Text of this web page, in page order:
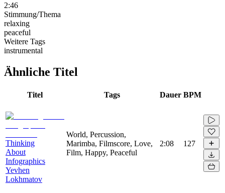
2:46
Stimmung/Thema
relaxing
peaceful
Weitere Tags
instrumental
Ähnliche Titel
Titel Tags Dauer BPM
Thinking
About
Infographics
Yevhen
Lokhmatov
World, Percussion,
Marimba, Filmscore, Love,
Film, Happy, Peaceful
2:08 127